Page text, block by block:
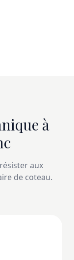
à
aux
de coteau.